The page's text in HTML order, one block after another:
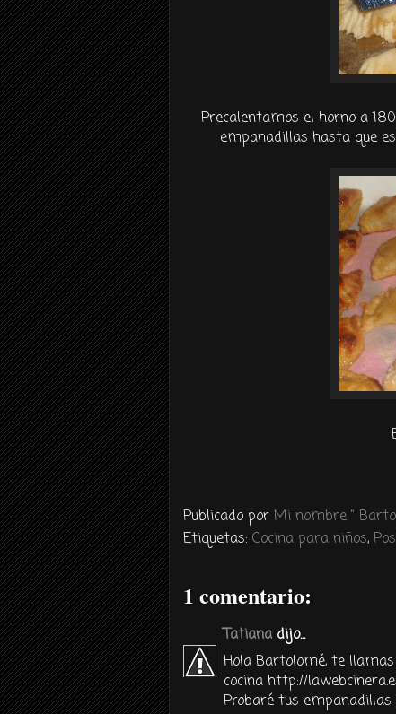
Precalentamos el horno a
empanadillas hasta que
Publicado por Mi nombre "
Etiquetas: Cocina para niños,
1 comentario:
Tatiana dijo...
Hola Bartolomé, te
cocina http://
Probaré tus